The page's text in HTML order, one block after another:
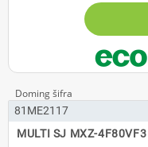
81ME2117
MULTI SJ MXZ-